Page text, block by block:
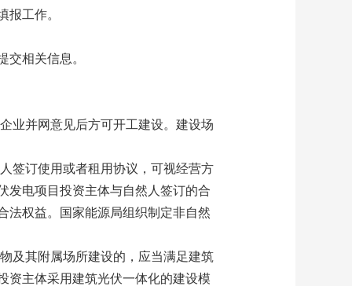
报工作。
相关信息。
业并网意见后方可开工建设。建设场
签订使用或者租用协议，可视经营方
发电项目投资主体与自然人签订的合
法权益。国家能源局组织制定非自然
及其附属场所建设的，应当满足建筑
资主体采用建筑光伏一体化的建设模